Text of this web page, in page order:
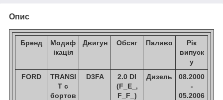
Опис
Бренд
Модиф
ікація
Двигун Обсяг Паливо
Рік
випуск
у
FORD
TRANSI
T c
бортов
D3FA
2.0 DI
(F_E_,
F_F_)
Дизель
08.2000
-
05.2006